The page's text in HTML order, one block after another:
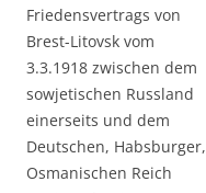
Friedensvertrags von
Brest-Litovsk vom
3.3.1918 zwischen dem
sowjetischen Russland
einerseits und dem
Deutschen, Habsburger,
Osmanischen Reich